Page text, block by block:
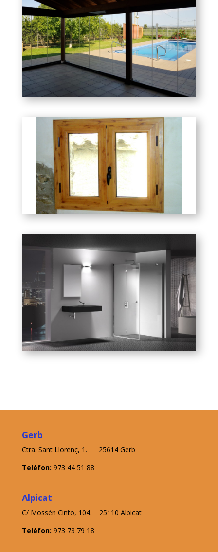
Gerb
Ctra. Sant Llorenç, 1. 25614 Gerb
Telèfon: 973 44 51 88
Alpicat
C/ Mossèn Cinto, 104. 25110 Alpicat
Telèfon: 973 73 79 18